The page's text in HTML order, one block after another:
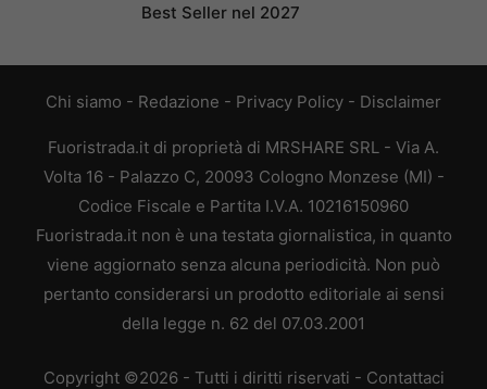
Best Seller nel 2027
Chi siamo - Redazione - Privacy Policy - Disclaimer
Fuoristrada.it di proprietà di MRSHARE SRL - Via A.
Volta 16 - Palazzo C, 20093 Cologno Monzese (MI) -
Codice Fiscale e Partita I.V.A. 10216150960
Fuoristrada.it non è una testata giornalistica, in quanto
viene aggiornato senza alcuna periodicità. Non può
pertanto considerarsi un prodotto editoriale ai sensi
della legge n. 62 del 07.03.2001
Copyright ©2026 - Tutti i diritti riservati - Contattaci